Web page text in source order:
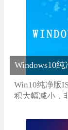
使用与安装。
Windows10
Win10纯净版
积大幅减小，
化安装方式